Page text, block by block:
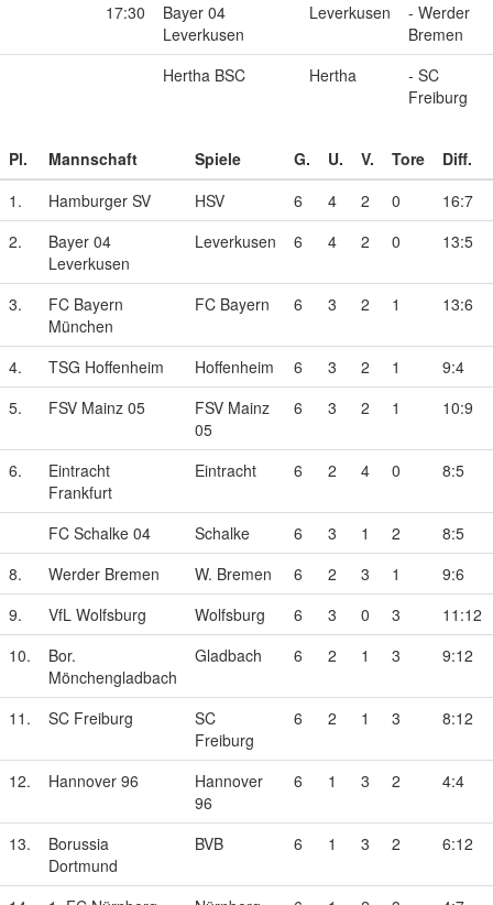
17:30
Bayer 04
Leverkusen
Leverkusen
- Werder
Bremen
Hertha BSC
Hertha
- SC
Freiburg
Pl. Mannschaft Spiele G. U. V. Tore
Diff.
1.
Hamburger SV HSV 6 4 2 0
16:7
2.
Bayer 04
Leverkusen
Leverkusen 6 4 2 0 13:5
3.
FC Bayern
München
FC Bayern 6 3 2 1 13:6
4. TSG Hoffenheim Hoffenheim 6 3 2 1
9:4
5.
FSV Mainz 05
FSV Mainz
05
6 3 2 1 10:9
6.
Eintracht
Frankfurt
Eintracht 6 2 4 0 8:5
FC Schalke 04 Schalke 6 3 1 2
8:5
8.
Werder Bremen W. Bremen 6 2 3 1
9:6
9.
VfL Wolfsburg Wolfsburg 6 3 0 3
11:12
10.
Bor.
Mönchengladbach
Gladbach 6 2 1 3 9:12
11. SC Freiburg
SC
Freiburg
6 2 1 3 8:12
12. Hannover 96
Hannover
96
6 1 3 2 4:4
13.
Borussia
Dortmund
BVB 6 1 3 2 6:12